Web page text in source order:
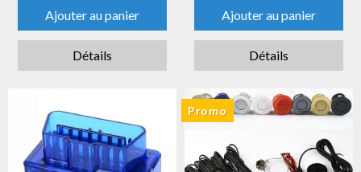
Ajouter au panier
Détails
Ajouter au panier
Détails
Promo